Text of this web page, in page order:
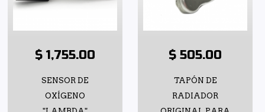
$ 1,755.00
SENSOR DE
OXÍGENO
$ 505.00
TAPÓN DE
RADIADOR